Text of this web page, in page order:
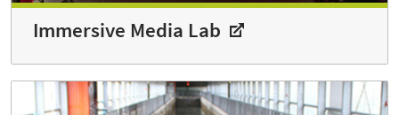
Immersive Media Lab